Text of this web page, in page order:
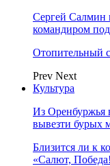
Сергей Салмин
командиром
Отопительный
Prev Next
Культура
Из Оренбуржья
вывезти бурых
Близится ли к
«Салют,